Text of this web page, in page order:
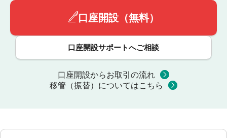
口座開設（無料）
口座開設サポートへご相談
口座開設からお取引の流れ
移管（振替）についてはこちら